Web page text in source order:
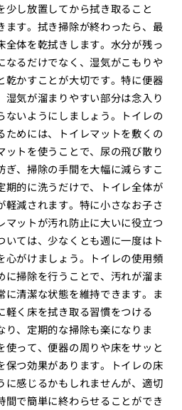
少し放置してから拭き取ること
ます。拭き掃除が終わったら、最
全体を乾拭きします。水分が残っ
なるだけでなく、湿気がこもりや
乾かすことが大切です。特に便器
湿気が溜まりやすい部分は念入り
ないようにしましょう。トイレの
ためには、トイレマットを敷くの
ットを使うことで、尿の飛び散り
ぎ、掃除の手間を大幅に減らすこ
期的に洗うだけで、トイレ全体が
軽減されます。特に小さなお子さ
マットが汚れ防止に大いに役立つ
いては、少なくとも週に一度はト
心がけましょう。トイレの使用頻
に掃除を行うことで、汚れが溜ま
に清潔な状態を維持できます。ま
軽く床を拭き取る習慣をつける
り、定期的な掃除も楽になりま
使って、便器の周りや床をサッと
保つ効果があります。トイレの床
に感じるかもしれませんが、適切
間で簡単に終わらせることができ